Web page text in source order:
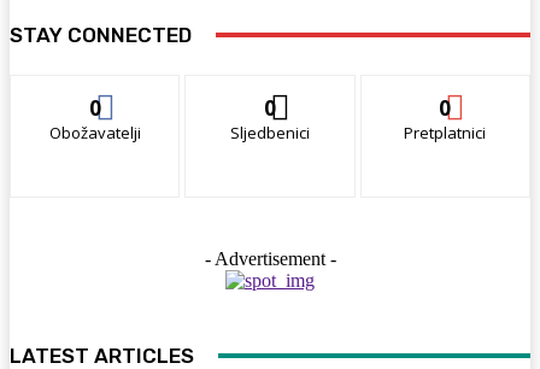
STAY CONNECTED
0
Obožavatelji
0
Sljedbenici
0
Pretplatnici
- Advertisement -
LATEST ARTICLES